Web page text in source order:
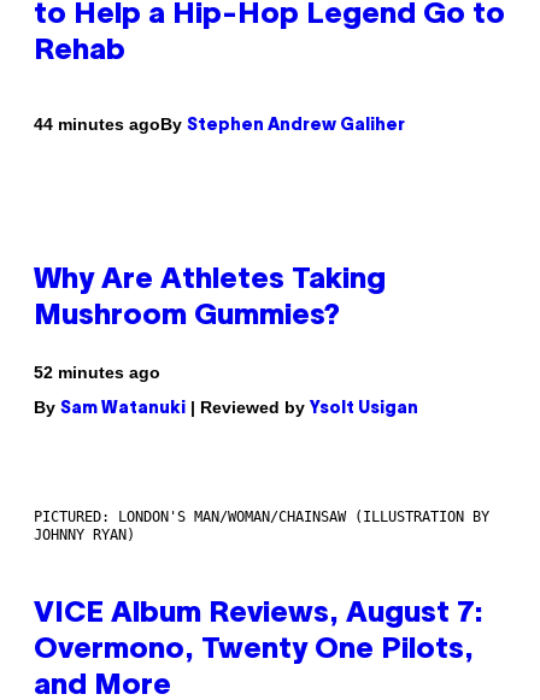
to Help a Hip-Hop Legend Go to
Rehab
44 minutes agoBy Stephen Andrew Galiher
Why Are Athletes Taking
Mushroom Gummies?
52 minutes ago
By Sam Watanuki | Reviewed by Ysolt Usigan
PICTURED: LONDON'S MAN/WOMAN/CHAINSAW (ILLUSTRATION BY
JOHNNY RYAN)
VICE Album Reviews, August 7:
Overmono, Twenty One Pilots,
and More